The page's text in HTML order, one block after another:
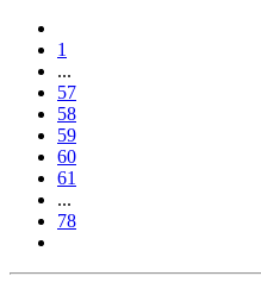
1
...
57
58
59
60
61
...
78